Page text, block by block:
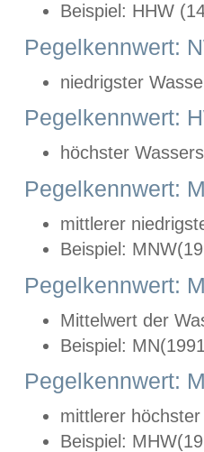
Beispiel: HHW
Pegelkennwert:
niedrigster
Pegelkennwert:
höchster
Pegelkennwert:
mittlerer
Beispiel:
Pegelkennwert:
Mittelwert der
Beispiel:
Pegelkennwert:
mittlerer
Beispiel: